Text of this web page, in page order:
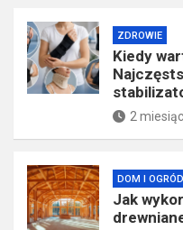
ZDROWIE
Kiedy
2
DOM I OGRÓD
Jak